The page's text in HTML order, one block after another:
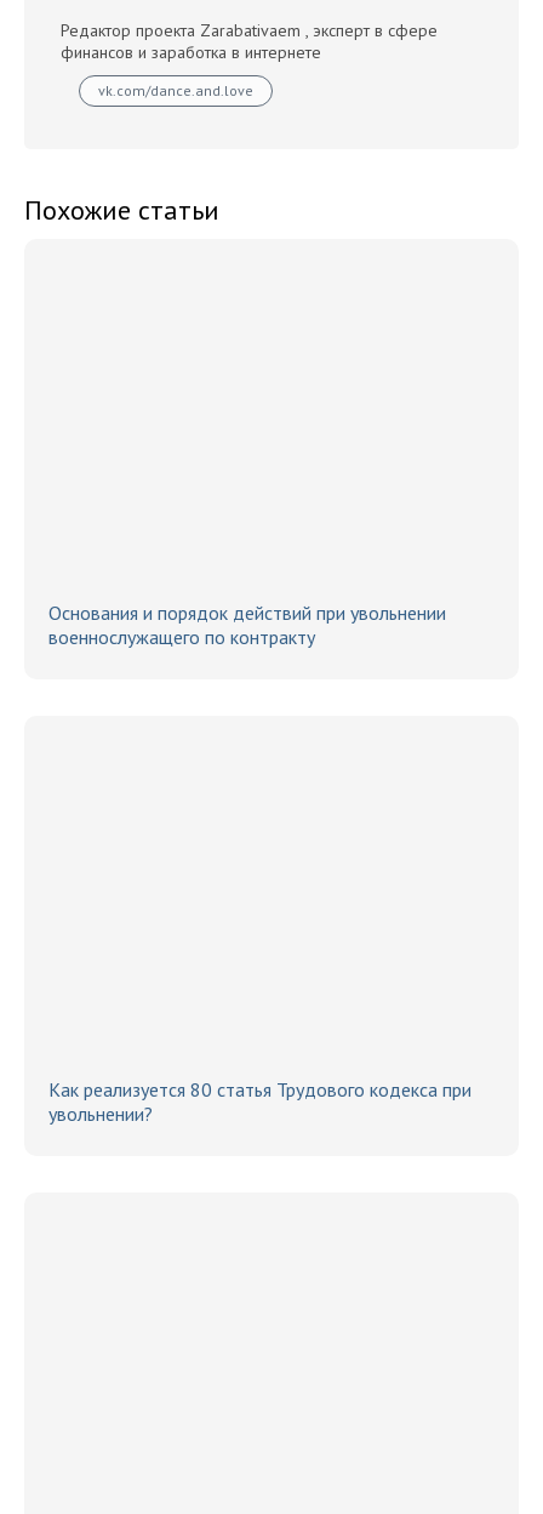
Редактор проекта Zarabativaem , эксперт в сфере
финансов и заработка в интернете
vk.com/dance.and.love
Похожие статьи
Основания и порядок действий при увольнении
военнослужащего по контракту
Как реализуется 80 статья Трудового кодекса при
увольнении?